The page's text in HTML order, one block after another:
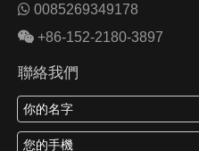
 0085269349178
 +86-152-2180-3897
聯絡我們